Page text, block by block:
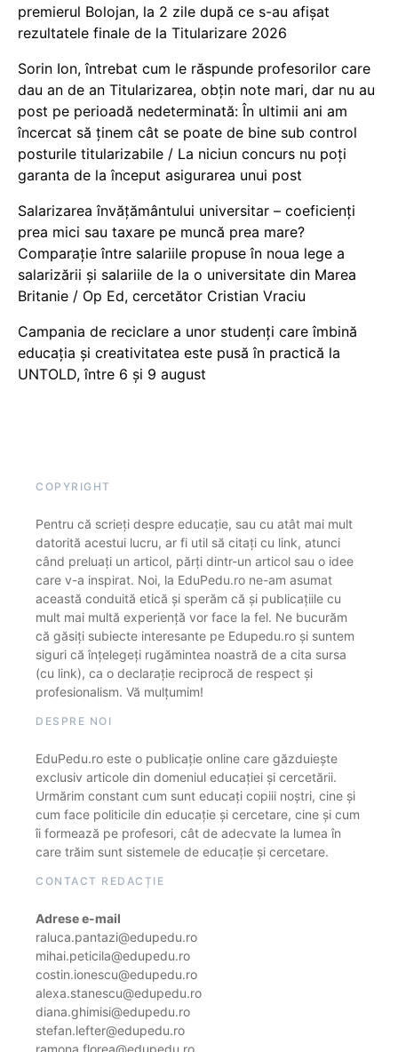
premierul Bolojan, la 2 zile după ce s-au afișat
rezultatele finale de la Titularizare 2026
Sorin Ion, întrebat cum le răspunde profesorilor care
dau an de an Titularizarea, obțin note mari, dar nu au
post pe perioadă nedeterminată: În ultimii ani am
încercat să ținem cât se poate de bine sub control
posturile titularizabile / La niciun concurs nu poți
garanta de la început asigurarea unui post
Salarizarea învățământului universitar – coeficienți
prea mici sau taxare pe muncă prea mare?
Comparație între salariile propuse în noua lege a
salarizării și salariile de la o universitate din Marea
Britanie / Op Ed, cercetător Cristian Vraciu
Campania de reciclare a unor studenți care îmbină
educația și creativitatea este pusă în practică la
UNTOLD, între 6 și 9 august
COPYRIGHT
Pentru că scrieți despre educație, sau cu atât mai mult
datorită acestui lucru, ar fi util să citați cu link, atunci
când preluați un articol, părți dintr-un articol sau o idee
care v-a inspirat. Noi, la EduPedu.ro ne-am asumat
această conduită etică și sperăm că și publicațiile cu
mult mai multă experiență vor face la fel. Ne bucurăm
că găsiți subiecte interesante pe Edupedu.ro și suntem
siguri că înțelegeți rugămintea noastră de a cita sursa
(cu link), ca o declarație reciprocă de respect și
profesionalism. Vă mulțumim!
DESPRE NOI
EduPedu.ro este o publicație online care găzduiește
exclusiv articole din domeniul educației și cercetării.
Urmărim constant cum sunt educați copiii noștri, cine și
cum face politicile din educație și cercetare, cine și cum
îi formează pe profesori, cât de adecvate la lumea în
care trăim sunt sistemele de educație și cercetare.
CONTACT REDACȚIE
Adrese e-mail
raluca.pantazi@edupedu.ro
mihai.peticila@edupedu.ro
costin.ionescu@edupedu.ro
alexa.stanescu@edupedu.ro
diana.ghimisi@edupedu.ro
stefan.lefter@edupedu.ro
ramona.florea@edupedu.ro